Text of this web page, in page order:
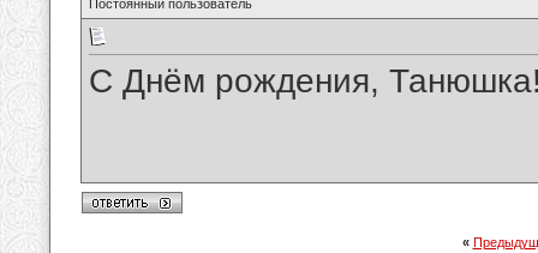
Постоянный пользователь
С Днём рождения,
«